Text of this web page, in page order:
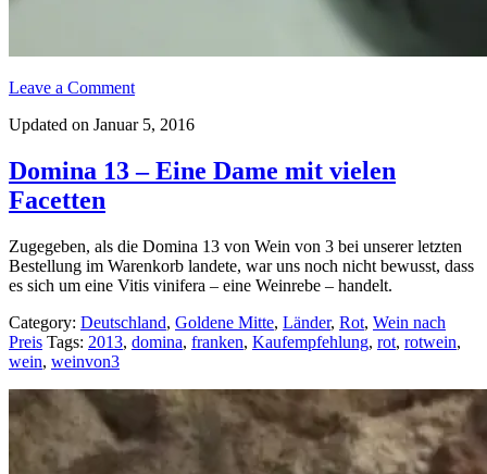
Leave a Comment
Updated on Januar 5, 2016
Domina 13 – Eine Dame mit vielen
Facetten
Zugegeben, als die Domina 13 von Wein von 3 bei unserer letzten
Bestellung im Warenkorb landete, war uns noch nicht bewusst, dass
es sich um eine Vitis vinifera – eine Weinrebe – handelt.
Category: Deutschland, Goldene Mitte, Länder, Rot, Wein nach
Preis Tags: 2013, domina, franken, Kaufempfehlung, rot, rotwein,
wein, weinvon3